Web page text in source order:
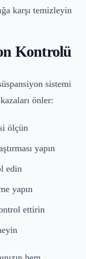
karşı temizleyin
Kontrolü
sistemi
önler:
ölçün
yapın
edin
yapın
ettirin